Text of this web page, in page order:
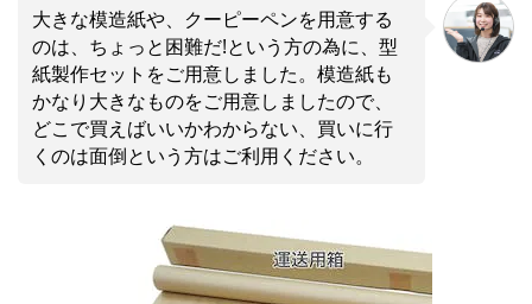
大きな模造紙や、クーピーペンを用意する
のは、ちょっと困難だ!という方の為に、型
紙製作セットをご用意しました。模造紙も
かなり大きなものをご用意しましたので、
どこで買えばいいかわからない、買いに行
くのは面倒という方はご利用ください。